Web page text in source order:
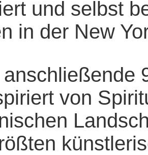
und selbst
in der New
anschließende
von